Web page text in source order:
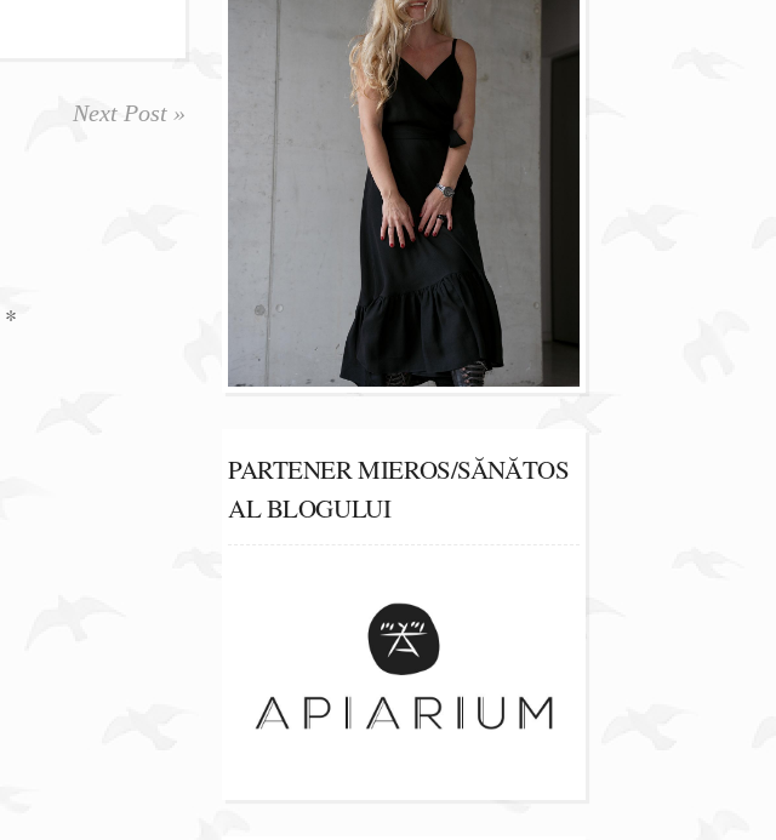
Next Post »
*
PARTENER MIEROS/SĂNĂTOS
AL BLOGULUI